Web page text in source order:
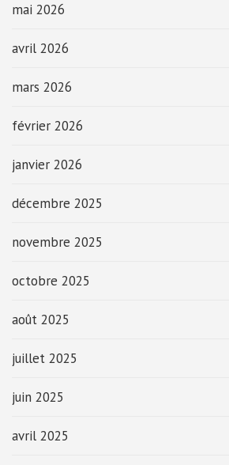
mai 2026
avril 2026
mars 2026
février 2026
janvier 2026
décembre 2025
novembre 2025
octobre 2025
août 2025
juillet 2025
juin 2025
avril 2025